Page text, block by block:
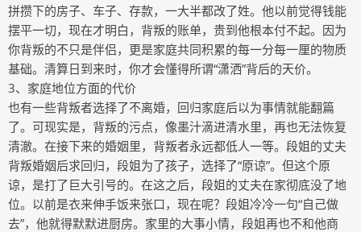
拼攒下的房子、车子、存款，一大半都改了姓。他以前觉得钱能
摆平一切，现在才明白，背叛的账单，贵到他根本付不起。因为
你背叛的不只是伴侣，更是家庭共同积累的每一分每一厘的物质
基础。清算日到来时，你才会懂得所谓“潇洒”背后的天价。
3、家庭地位方面的代价
也有一些背叛者选择了不离婚，回归家庭后以为事情就能翻篇
了。可现实是，背叛的污点，像墨汁滴进清水里，再也无法恢复
清澈。在接下来的婚姻里，背叛者永远都低人一等。段姐的丈夫
背叛婚姻后求回归，段姐为了孩子，选择了“原谅”。但这个原
谅，是打了巨大引号的。在这之后，段姐的丈夫在家彻底没了地
位。以前是衣来伸手饭来张口，现在呢？段姐冷冷一句“自己做
去”，他就得默默进厨房。家里的大事小情，段姐再也不和他商